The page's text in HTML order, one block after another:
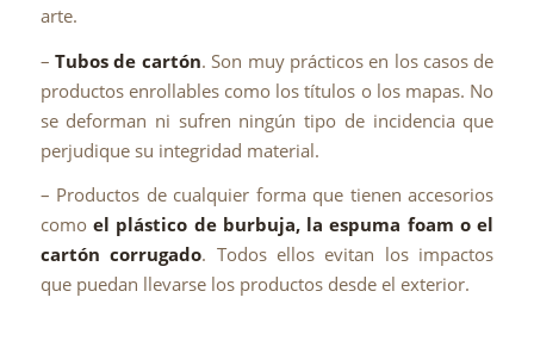
arte.
– Tubos de cartón. Son muy prácticos en los casos de
productos enrollables como los títulos o los mapas. No
se deforman ni sufren ningún tipo de incidencia que
perjudique su integridad material.
– Productos de cualquier forma que tienen accesorios
como el plástico de burbuja, la espuma foam o el
cartón corrugado. Todos ellos evitan los impactos
que puedan llevarse los productos desde el exterior.